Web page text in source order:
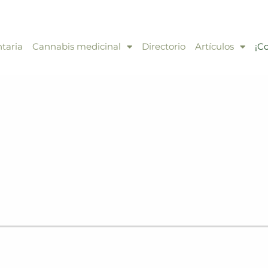
Cannabis medicinal Directorio Artículos